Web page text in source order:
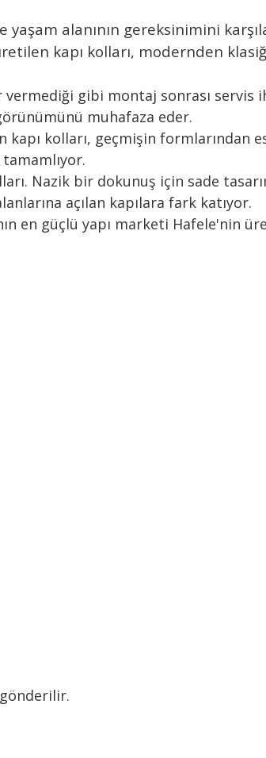
alanının gereksinimini
kapı kolları, modernden
vermediği gibi montaj sonrası servis
muhafaza eder.
kolları, geçmişin formlarından
Nazik bir dokunuş için sade
açılan kapılara fark katıyor.
en güçlü yapı marketi Hafele'nin